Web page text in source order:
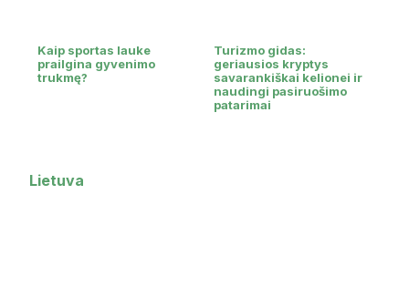
Kaip sportas lauke
prailgina gyvenimo
trukmę?
Turizmo gidas:
geriausios kryptys
savarankiškai kelionei ir
naudingi pasiruošimo
patarimai
Lietuva